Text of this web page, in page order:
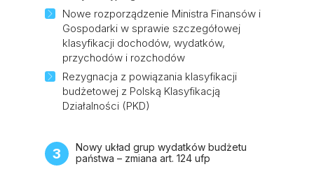
Nowe rozporządzenie Ministra Finansów i
Gospodarki w sprawie szczegółowej
klasyfikacji dochodów, wydatków,
przychodów i rozchodów
Rezygnacja z powiązania klasyfikacji
budżetowej z Polską Klasyfikacją
Działalności (PKD)
3
Nowy układ grup wydatków budżetu
państwa – zmiana art. 124 ufp